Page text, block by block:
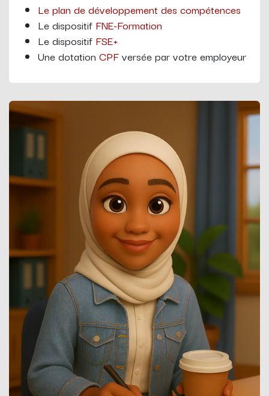
Le plan de développement des compétences
Le dispositif FNE-Formation
Le dispositif FSE+
Une dotation CPFversée par votre employeur